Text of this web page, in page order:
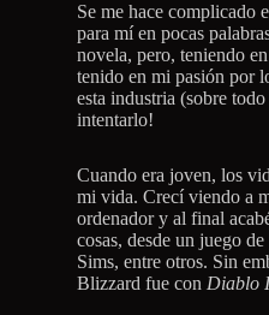
Se me hace complicado
para mí en pocas
novela, pero, teniendo
tenido en mi pasión por
esta industria (sobre
intentarlo!
Cuando era joven, los
mi vida. Crecí viendo a
ordenador y al final
cosas, desde un juego
Sims, entre otros. Sin
Blizzard fue con Diablo